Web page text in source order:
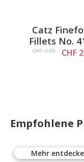
Catz
Fillets No.
Pute,
CHF 2.65 CHF
Empfohlene
Mehr